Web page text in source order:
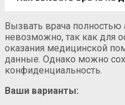
Вызвать врача полностью
невозможно, так как для
оказания медицинской
данные. Однако можно
конфиденциальность.
Ваши варианты: